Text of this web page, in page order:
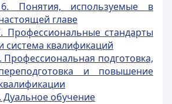
Понятия, используемые в
главе
Профессиональные стандарты
система квалификаций
Профессиональная подготовка,
и повышение
Дуальное обучение